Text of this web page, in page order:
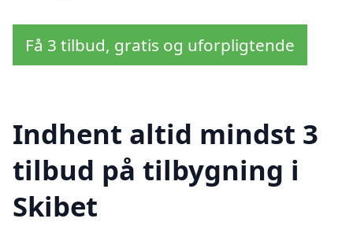
Få 3 tilbud, gratis og uforpligtende
Indhent altid mindst 3
tilbud på tilbygning i
Skibet